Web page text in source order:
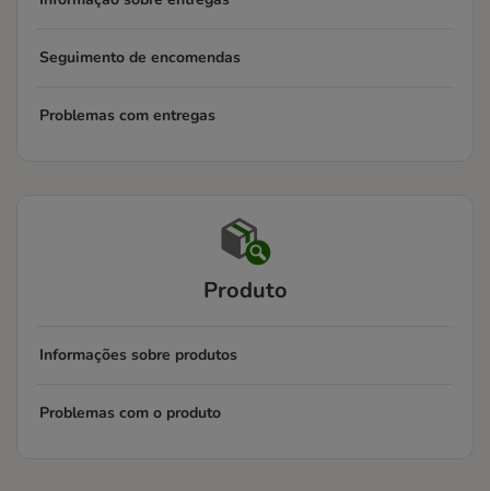
Seguimento de encomendas
Problemas com entregas
Produto
Informações sobre produtos
Problemas com o produto